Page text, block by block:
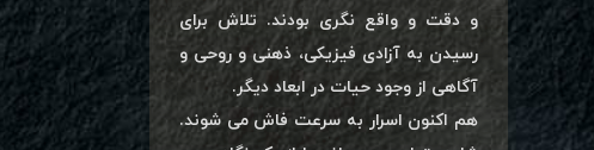
و دقت و واقع نگری بودند. تلاش برای
رسیدن به آزادی فیزیکی، ذهنی و روحی و
آگاهی از وجود حیات در ابعاد دیگر.
هم اکنون اسرار به سرعت فاش می شوند.